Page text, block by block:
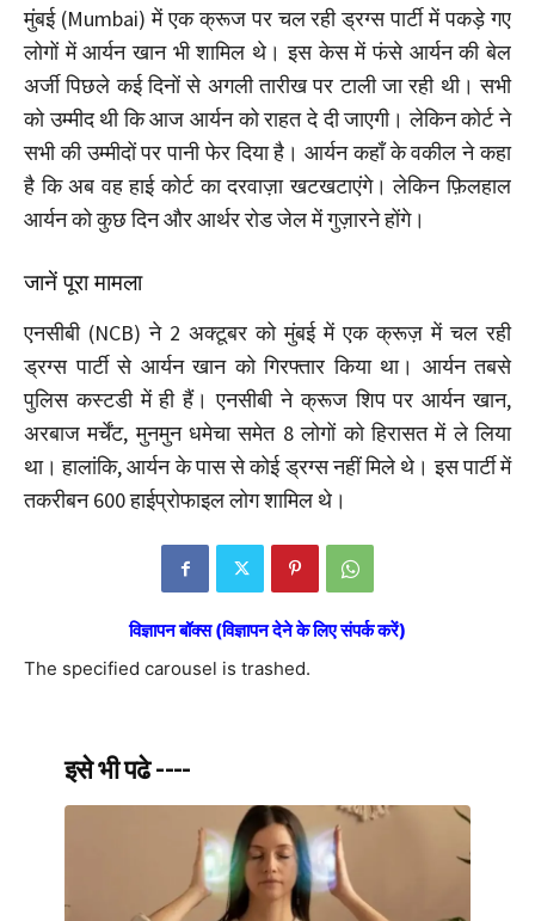
मुंबई (Mumbai) में एक क्रूज पर चल रही ड्रग्स पार्टी में पकड़े गए
लोगों में आर्यन खान भी शामिल थे। इस केस में फंसे आर्यन की बेल
अर्जी पिछले कई दिनों से अगली तारीख पर टाली जा रही थी। सभी
को उम्मीद थी कि आज आर्यन को राहत दे दी जाएगी। लेकिन कोर्ट ने
सभी की उम्मीदों पर पानी फेर दिया है। आर्यन कहाँ के वकील ने कहा
है कि अब वह हाई कोर्ट का दरवाज़ा खटखटाएंगे। लेकिन फ़िलहाल
आर्यन को कुछ दिन और आर्थर रोड जेल में गुज़ारने होंगे।
जानें पूरा मामला
एनसीबी (NCB) ने 2 अक्टूबर को मुंबई में एक क्रूज़ में चल रही
ड्रग्स पार्टी से आर्यन खान को गिरफ्तार किया था। आर्यन तबसे
पुलिस कस्टडी में ही हैं। एनसीबी ने क्रूज शिप पर आर्यन खान,
अरबाज मर्चेंट, मुनमुन धमेचा समेत 8 लोगों को हिरासत में ले लिया
था। हालांकि, आर्यन के पास से कोई ड्रग्स नहीं मिले थे। इस पार्टी में
तकरीबन 600 हाईप्रोफाइल लोग शामिल थे।
विज्ञापन बॉक्स (विज्ञापन देने के लिए संपर्क करें)
The specified carousel is trashed.
इसे भी पढे ----